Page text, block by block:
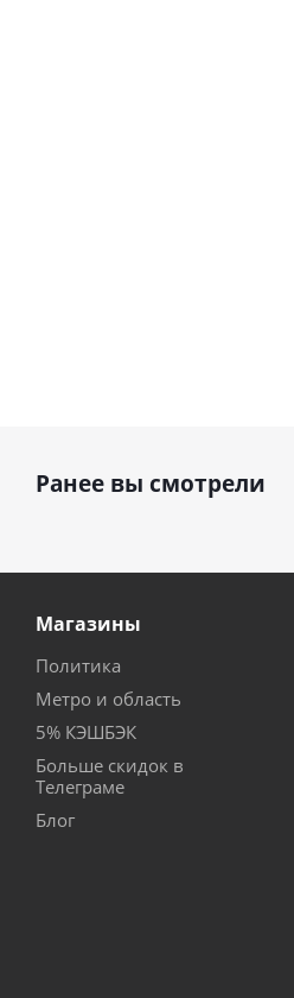
Ранее вы смотрели
Магазины
Политика
Метро и область
5% КЭШБЭК
Больше скидок в
Телеграме
Блог